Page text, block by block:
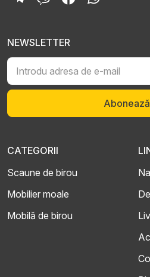
CATEGORII
Scaune de birou
Mobilier moale
Mobilă de birou
NEWSLETTER